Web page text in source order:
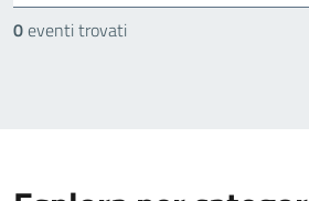
0eventi trovati